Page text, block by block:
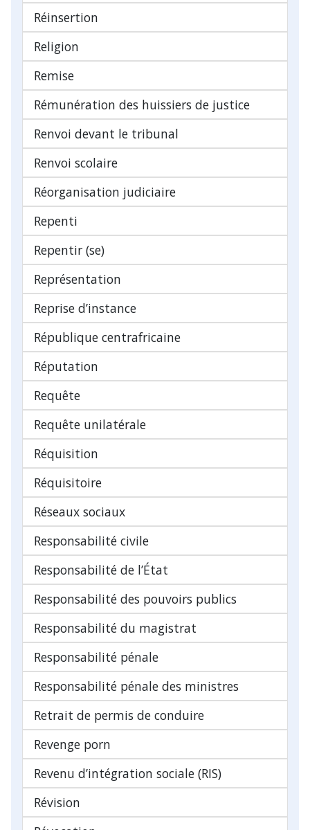
Réinsertion
Religion
Remise
Rémunération des huissiers de justice
Renvoi devant le tribunal
Renvoi scolaire
Réorganisation judiciaire
Repenti
Repentir (se)
Représentation
Reprise d’instance
République centrafricaine
Réputation
Requête
Requête unilatérale
Réquisition
Réquisitoire
Réseaux sociaux
Responsabilité civile
Responsabilité de l’État
Responsabilité des pouvoirs publics
Responsabilité du magistrat
Responsabilité pénale
Responsabilité pénale des ministres
Retrait de permis de conduire
Revenge porn
Revenu d’intégration sociale (RIS)
Révision